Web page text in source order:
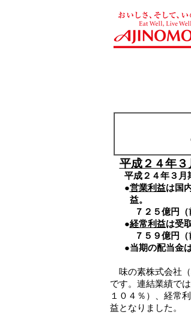
平成２４年
平成２４年３月
●営業利益は国
益。
７２５億円（
●経常利益は受
７５９億円（
●当期の配当金
味の素株式会社
です。連結業績で
１０４％）、経常
益となりました。